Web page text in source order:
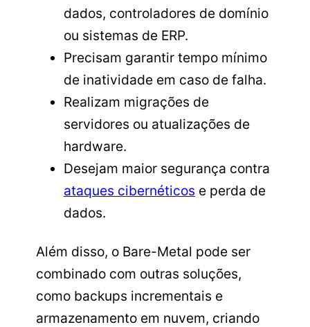
dados, controladores de domínio
ou sistemas de ERP.
Precisam garantir tempo mínimo
de inatividade em caso de falha.
Realizam migrações de
servidores ou atualizações de
hardware.
Desejam maior segurança contra
ataques cibernéticos e perda de
dados.
Além disso, o Bare-Metal pode ser
combinado com outras soluções,
como backups incrementais e
armazenamento em nuvem, criando